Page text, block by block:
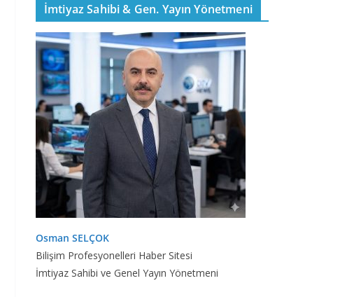
İmtiyaz Sahibi & Gen. Yayın Yönetmeni
Osman SELÇOK
Bilişim Profesyonelleri Haber Sitesi
İmtiyaz Sahibi ve Genel Yayın Yönetmeni